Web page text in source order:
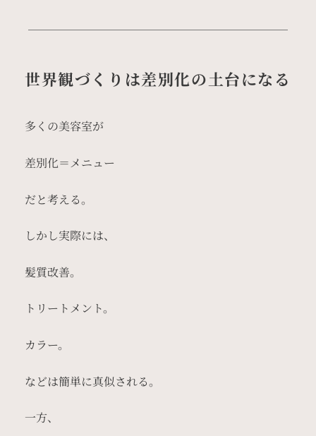
世界観づくりは差別化の土台になる
多くの美容室が
差別化＝メニュー
だと考える。
しかし実際には、
髪質改善。
トリートメント。
カラー。
などは簡単に真似される。
一方、